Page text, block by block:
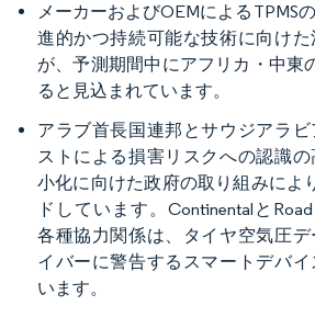
メーカーおよびOEMによるTPMS
進的かつ持続可能な技術に向けた
が、予測期間中にアフリカ・中東
ると見込まれています。
アラブ首長国連邦とサウジアラ
ストによる損害リスクへの認識
小化に向けた政府の取り組みによ
ドしています。Continentalと
各種協力関係は、タイヤ空気圧
イバーに警告するスマートデバ
います。